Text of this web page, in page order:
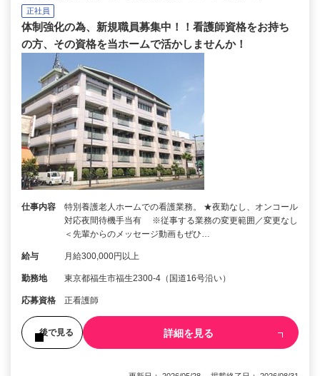
正社員
体制強化の為、新規職員募集中！！看護師資格をお持ち
の方、その資格を当ホームで活かしませんか！
仕事内容
特別養護老人ホームでの看護業務。 ★夜勤なし、オンコール
対応夜間待機手当有 ※従事する業務の変更範囲／変更なし
＜先輩からのメッセージ動画もぜひ…
給与 月給300,000円以上
勤務地 東京都福生市福生2300-4（国道16号沿い）
応募資格 正看護師
後で見る 詳細を見る